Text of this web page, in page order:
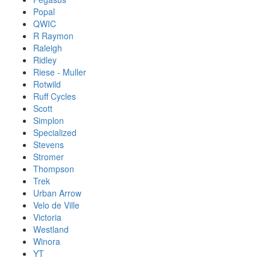
Popal
QWIC
R Raymon
Raleigh
Ridley
Riese - Muller
Rotwild
Ruff Cycles
Scott
Simplon
Specialized
Stevens
Stromer
Thompson
Trek
Urban Arrow
Velo de Ville
Victoria
Westland
Winora
YT